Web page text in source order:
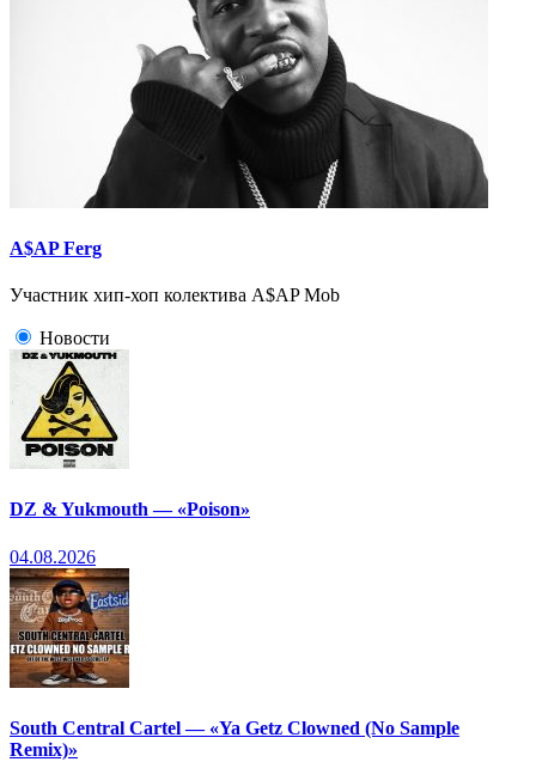
A$AP Ferg
Участник хип-хоп колектива A$AP Mob
Новости
DZ & Yukmouth — «Poison»
04.08.2026
South Central Cartel — «Ya Getz Clowned (No Sample
Remix)»